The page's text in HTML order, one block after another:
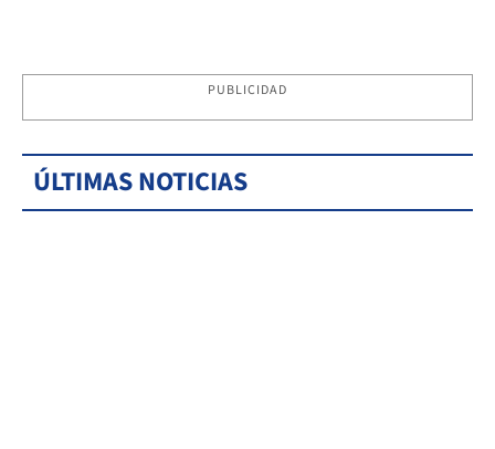
PUBLICIDAD
ÚLTIMAS NOTICIAS